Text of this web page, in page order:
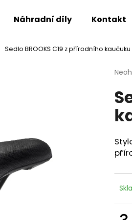
Náhradní díly Kontakt
Sedlo BROOKS C19 z přírodního
je
0,0
Co potřebujete
Doporučujeme